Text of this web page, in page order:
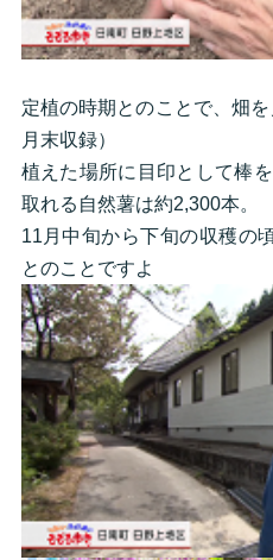
定植の時期とのことで、畑
月末収録）
植えた場所に目印として棒
取れる自然薯は約2,300本。
11月中旬から下旬の収穫の
とのことですよ